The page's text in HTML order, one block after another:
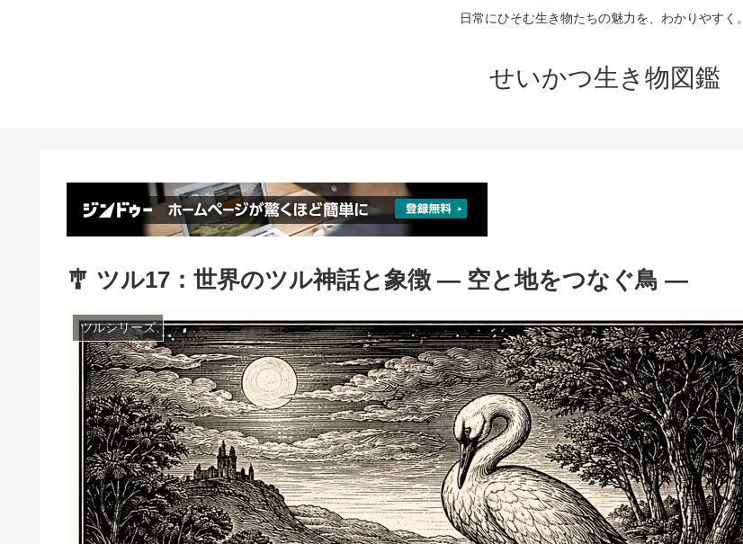
日常にひそむ生き物たちの魅力を、わかりやすく。
せいかつ生き物図鑑
🎐 ツル17：世界のツル神話と象徴 ― 空と地をつなぐ鳥 ―
ツルシリーズ